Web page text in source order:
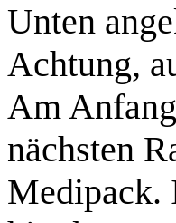
Unten
Achtung,
Am
nächsten
Medipack.